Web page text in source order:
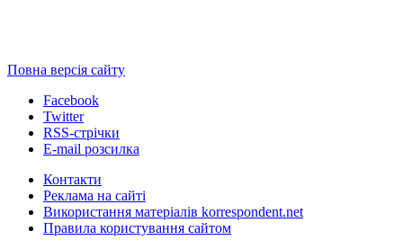
Повна версія сайту
Facebook
Twitter
RSS-стрічки
E-mail розсилка
Контакти
Реклама на сайті
Використання матеріалів korrespondent.net
Правила користування сайтом